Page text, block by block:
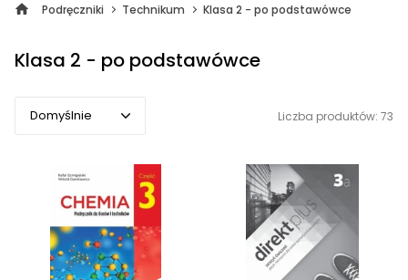
Podręczniki Technikum Klasa 2 - po podstawówce
Klasa 2 - po podstawówce
Domyślnie
Popularne
Cena rosnąco
Cena malejąco
Liczba produktów: 73